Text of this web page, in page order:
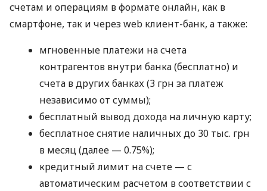
счетам и операциям в формате онлайн, как в
смартфоне, так и через web клиент-банк, а также:
мгновенные платежи на счета
контрагентов внутри банка (бесплатно) и
счета в других банках (3 грн за платеж
независимо от суммы);
бесплатный вывод дохода на личную карту;
бесплатное снятие наличных до 30 тыс. грн
в месяц (далее — 0.75%);
кредитный лимит на счете — с
автоматическим расчетом в соответствии с